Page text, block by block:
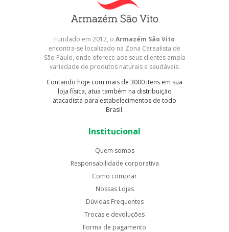
Fundado em 2012, o Armazém São Vito
encontra-se localizado na Zona Cerealista de
São Paulo, onde oferece aos seus clientes ampla
variedade de produtos naturais e saudáveis.
Contando hoje com mais de 3000 itens em sua
loja física, atua também na distribuição
atacadista para estabelecimentos de todo
Brasil.
Institucional
Quem somos
Responsabilidade corporativa
Como comprar
Nossas Lojas
Dúvidas Frequentes
Trocas e devoluções
Forma de pagamento